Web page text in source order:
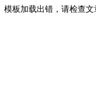
模板加载出错，请检查